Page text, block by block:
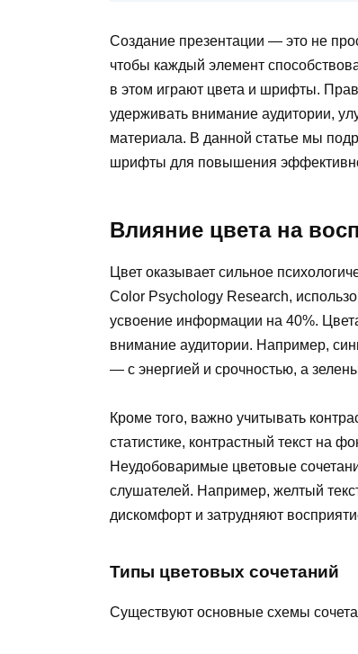
Создание презентации — это не
чтобы каждый элемент
в этом играют цвета и шрифты.
удерживать внимание аудитории,
материала. В данной статье мы
шрифты для повышения
Влияние цвета на
Цвет оказывает сильное
Color Psychology Research,
усвоение информации на 40%.
внимание аудитории. Например,
— с энергией и срочностью, а
Кроме того, важно учитывать
статистике, контрастный текст на
Неудобоваримые цветовые
слушателей. Например, желтый
дискомфорт и затрудняют
Типы цветовых сочетаний
Существуют основные схемы